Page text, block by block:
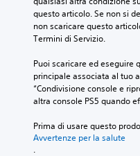
questo articolo. Se non si
non scaricare questo
Termini di Servizio.
Puoi scaricare ed eseguire
principale associata al tuo
“Condivisione console e
altra console PS5 quando
Prima di usare questo
Avvertenze per la salute
.